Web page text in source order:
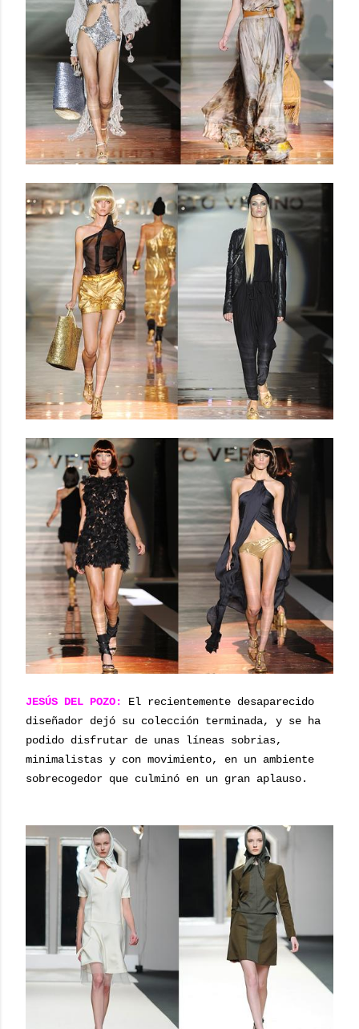
JESÚS DEL POZO:
El recientemente desaparecido
diseñador dejó su colección terminada, y se ha
podido disfrutar de unas líneas sobrias,
minimalistas y con movimiento, en un ambiente
sobrecogedor que culminó en un gran aplauso.